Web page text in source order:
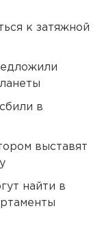
к затяжной
в
выставят
найти в